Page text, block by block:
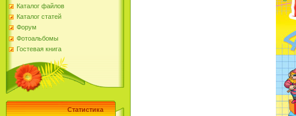
Каталог файлов
Каталог статей
Форум
Фотоальбомы
Гостевая книга
Статистика